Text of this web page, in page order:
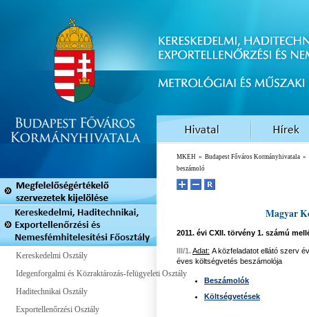
Kereskedelmi Osztály
Idegenforgalmi és Közraktározás-felügyeleti Osztály
Haditechnikai Osztály
Exportellenőrzési Osztály
MKEH » Budapest Főváros Kormányhivatala »
beszámoló
Magyar
2011. évi CXII. törvény 1. számú
III/1.Adat: A közfeladatot ellátó szerv
éves költségvetés beszámolója
Beszámolók
Költségvetések